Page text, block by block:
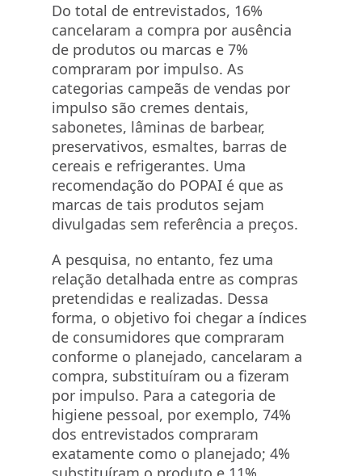
Do total de entrevistados, 16%
cancelaram a compra por ausência
de produtos ou marcas e 7%
compraram por impulso. As
categorias campeãs de vendas por
impulso são cremes dentais,
sabonetes, lâminas de barbear,
preservativos, esmaltes, barras de
cereais e refrigerantes. Uma
recomendação do POPAI é que as
marcas de tais produtos sejam
divulgadas sem referência a preços.
A pesquisa, no entanto, fez uma
relação detalhada entre as compras
pretendidas e realizadas. Dessa
forma, o objetivo foi chegar a índices
de consumidores que compraram
conforme o planejado, cancelaram a
compra, substituíram ou a fizeram
por impulso. Para a categoria de
higiene pessoal, por exemplo, 74%
dos entrevistados compraram
exatamente como o planejado; 4%